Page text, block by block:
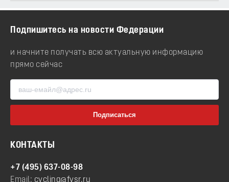
Подпишитесь на новости Федерации
и начните получать всю актуальную информацию
прямо сейчас
КОНТАКТЫ
+7 (495) 637-08-98
Email: cycling@fvsr.ru